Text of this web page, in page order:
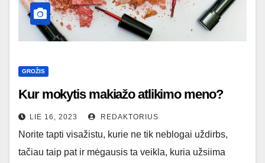
GROŽIS
Kur mokytis makiažo atlikimo meno?
LIE 16, 2023 REDAKTORIUS
Norite tapti visažistu, kurie ne tik neblogai uždirbs,
tačiau taip pat ir mėgausis ta veikla, kuria užsiima